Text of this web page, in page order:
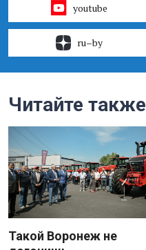
youtube
ru–by
Читайте также
Такой Воронеж не